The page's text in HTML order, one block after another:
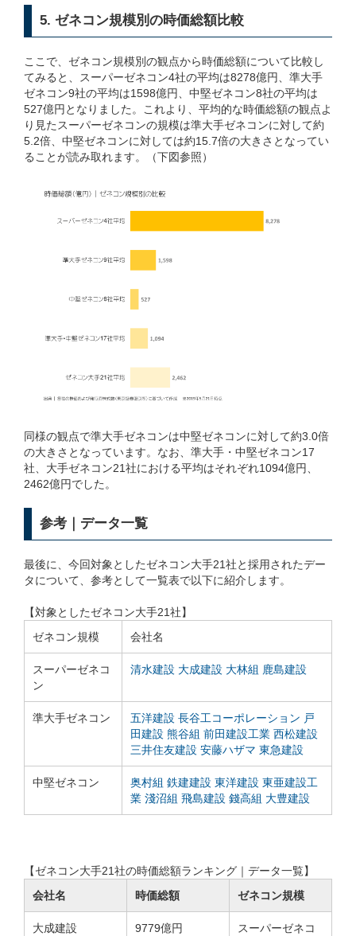
5. ゼネコン規模別の時価総額比較
ここで、ゼネコン規模別の観点から時価総額について比較し
てみると、スーパーゼネコン4社の平均は8278億円、準大手
ゼネコン9社の平均は1598億円、中堅ゼネコン8社の平均は
527億円となりました。これより、平均的な時価総額の観点よ
り見たスーパーゼネコンの規模は準大手ゼネコンに対して約
5.2倍、中堅ゼネコンに対しては約15.7倍の大きさとなってい
ることが読み取れます。（下図参照）
同様の観点で準大手ゼネコンは中堅ゼネコンに対して約3.0倍
の大きさとなっています。なお、準大手・中堅ゼネコン17
社、大手ゼネコン21社における平均はそれぞれ1094億円、
2462億円でした。
参考｜データ一覧
最後に、今回対象としたゼネコン大手21社と採用されたデー
タについて、参考として一覧表で以下に紹介します。
【対象としたゼネコン大手21社】
ゼネコン規模
会社名
スーパーゼネコ
ン
清水建設 大成建設 大林組 鹿島建設
準大手ゼネコン 五洋建設 長谷工コーポレーション 戸
田建設 熊谷組 前田建設工業 西松建設
三井住友建設 安藤ハザマ 東急建設
中堅ゼネコン 奥村組 鉄建建設 東洋建設 東亜建設工
業 淺沼組 飛島建設 錢高組 大豊建設
【ゼネコン大手21社の時価総額ランキング｜データ一覧】
会社名
時価総額 ゼネコン規模
大成建設 9779億円
スーパーゼネコ